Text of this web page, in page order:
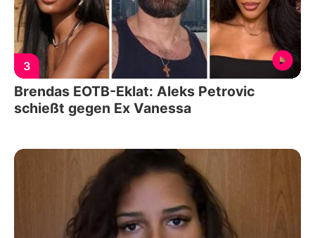
3
Brendas EOTB-Eklat: Aleks Petrovic
schießt gegen Ex Vanessa